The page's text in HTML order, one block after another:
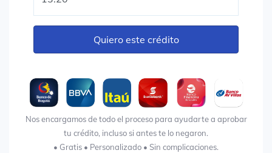
Quiero este crédito
Nos encargamos de todo el proceso para ayudarte a aprobar
tu crédito, incluso si antes te lo negaron.
• Gratis • Personalizado • Sin complicaciones.